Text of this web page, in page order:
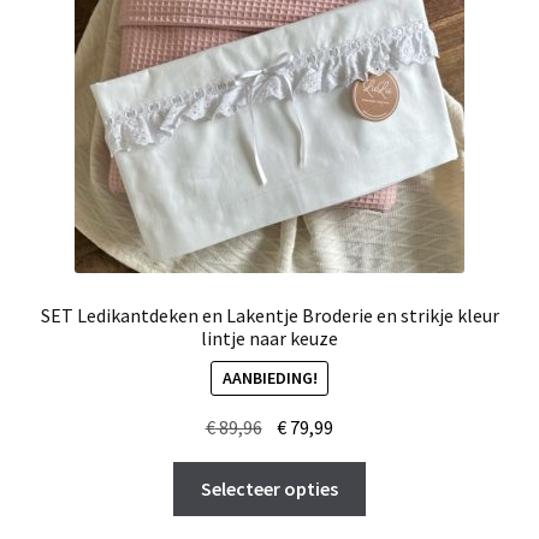
worden
op
de
productpagina
SET Ledikantdeken en Lakentje Broderie en strikje kleur
lintje naar keuze
AANBIEDING!
€89,96 Oorspronkelijke
prijs
was:
€ 89,96.
€ 79,99
prijs
is:
€ 79,99.
Selecteer opties